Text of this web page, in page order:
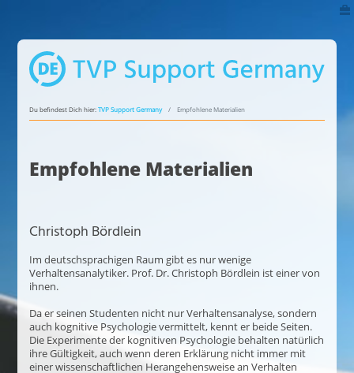
Du befindest Dich hier:TVP Support Germany Empfohlene Materialien
Empfohlene Materialien
Christoph Bördlein
Im deutschsprachigen Raum gibt es nur wenige
Verhaltensanalytiker. Prof. Dr. Christoph Bördlein ist einer von
ihnen.
Da er seinen Studenten nicht nur Verhaltensanalyse, sondern
auch kognitive Psychologie vermittelt, kennt er beide Seiten.
Die Experimente der kognitiven Psychologie behalten natürlich
ihre Gültigkeit, auch wenn deren Erklärung nicht immer mit
einer wissenschaftlichen Herangehensweise an Verhalten